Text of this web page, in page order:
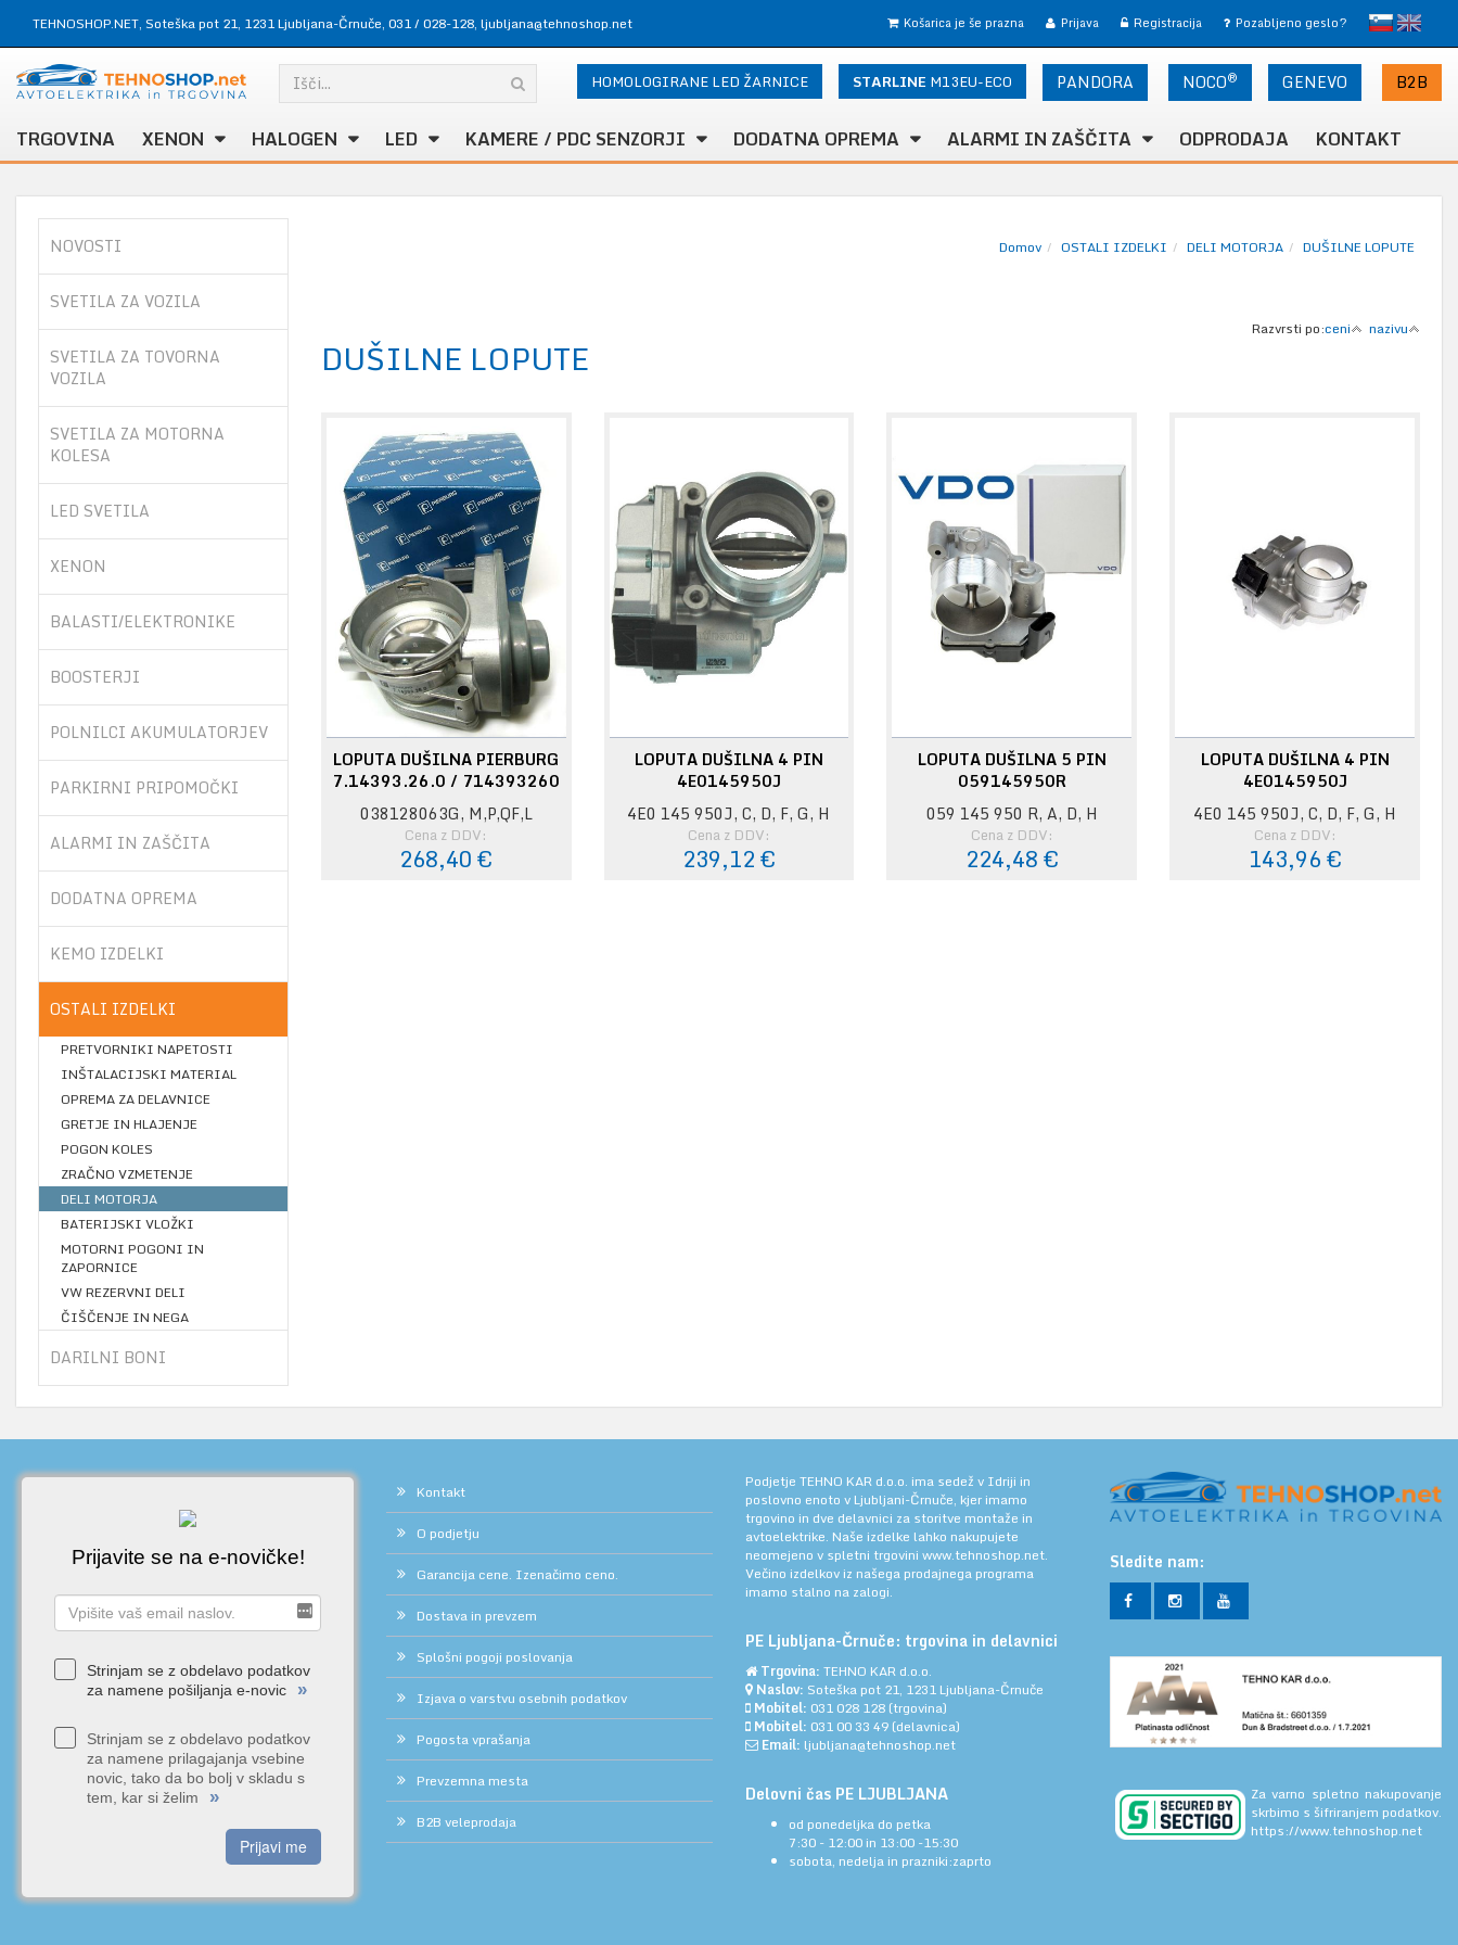
TEHNOSHOP.NET, Soteška pot 21, 1231 Ljubljana-Črnuče, 031 / 028-128, ljubljana@tehnoshop.net slovensko
English
Prijava Registracija Pozabljeno geslo?
Košarica je še prazna
PANDORA NOCO® GENEVO B2B
STARLINE M13EU-ECO
HOMOLOGIRANE LED ŽARNICE
TRGOVINA XENON HALOGEN LED KAMERE / PDC SENZORJI DODATNA OPREMA ALARMI IN ZAŠČITA ODPRODAJA KONTAKT
NOVOSTI
SVETILA ZA VOZILA
SVETILA ZA TOVORNA
VOZILA
SVETILA ZA MOTORNA
KOLESA
LED SVETILA
XENON
BALASTI/ELEKTRONIKE
BOOSTERJI
POLNILCI AKUMULATORJEV
PARKIRNI PRIPOMOČKI
ALARMI IN ZAŠČITA
DODATNA OPREMA
KEMO IZDELKI
OSTALI IZDELKI
PRETVORNIKI NAPETOSTI
INŠTALACIJSKI MATERIAL
OPREMA ZA DELAVNICE
GRETJE IN HLAJENJE
POGON KOLES
ZRAČNO VZMETENJE
DELI MOTORJA
BATERIJSKI VLOŽKI
MOTORNI POGONI IN
ZAPORNICE
VW REZERVNI DELI
ČIŠČENJE IN NEGA
DARILNI BONI
Domov OSTALI IZDELKI DELI MOTORJA DUŠILNE LOPUTE
Razvrsti po:ceni nazivu
DUŠILNE LOPUTE
LOPUTA DUŠILNA PIERBURG
7.14393.26.0 / 714393260
038128063G, M,P,QF,L
Cena z DDV:
268,40 €
LOPUTA DUŠILNA 4 PIN
4E0145950J
4E0 145 950J, C, D, F, G, H
Cena z DDV:
239,12 €
LOPUTA DUŠILNA 5 PIN
059145950R
059 145 950 R, A, D, H
Cena z DDV:
224,48 €
LOPUTA DUŠILNA 4 PIN
4E0145950J
4E0 145 950J, C, D, F, G, H
Cena z DDV:
143,96 €
Prijavite se na e-novičke!
Strinjam se z obdelavo podatkov
za namene pošiljanja e-novic
»
Strinjam se z obdelavo podatkov
za namene prilagajanja vsebine
novic, tako da bo bolj v skladu s
tem, kar si želim
»
Prijavi me
Kontakt
O podjetju
Garancija cene. Izenačimo ceno.
Dostava in prevzem
Splošni pogoji poslovanja
Izjava o varstvu osebnih podatkov
Pogosta vprašanja
Prevzemna mesta
B2B veleprodaja
Podjetje TEHNO KAR d.o.o. ima sedež v Idriji in
poslovno enoto v Ljubljani-Črnuče, kjer imamo
trgovino in dve delavnici za storitve montaže in
avtoelektrike. Naše izdelke lahko nakupujete
neomejeno v spletni trgovini www.tehnoshop.net.
Večino izdelkov iz našega prodajnega programa
imamo stalno na zalogi.
PE Ljubljana-Črnuče: trgovina in delavnici
Trgovina: TEHNO KAR d.o.o.
Naslov: Soteška pot 21, 1231 Ljubljana-Črnuče
Mobitel: 031 028 128 (trgovina)
Mobitel: 031 00 33 49 (delavnica)
Email: ljubljana@tehnoshop.net
Delovni čas PE LJUBLJANA
od ponedeljka do petka
7:30 - 12:00 in 13:00 -15:30
sobota, nedelja in prazniki:zaprto
Sledite nam:
Za varno spletno nakupovanje
skrbimo s šifriranjem podatkov.
https://www.tehnoshop.net